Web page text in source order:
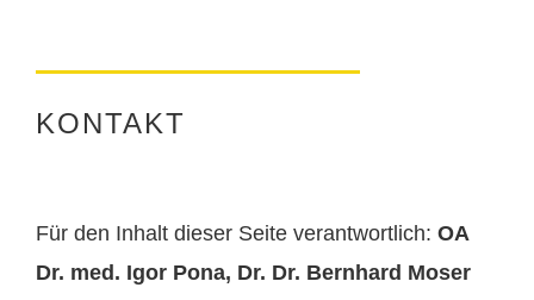
KONTAKT
Für den Inhalt dieser Seite verantwortlich: OA
Dr. med. Igor Pona, Dr. Dr. Bernhard Moser